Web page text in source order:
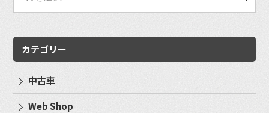
カテゴリー
中古車
Web Shop